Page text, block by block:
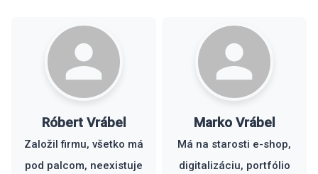
Róbert Vrábel
Založil firmu, všetko má
pod palcom, neexistuje
Marko Vrábel
Má na starosti e-shop,
digitalizáciu, portfólio